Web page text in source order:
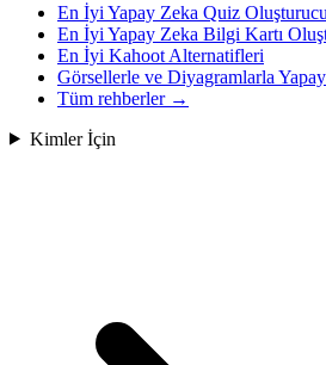
En İyi Yapay Zeka Quiz
En İyi Yapay Zeka Bilgi Kartı
En İyi Kahoot Alternatifleri
Görsellerle ve Diyagramlarla
Tüm rehberler→
Kimler İçin